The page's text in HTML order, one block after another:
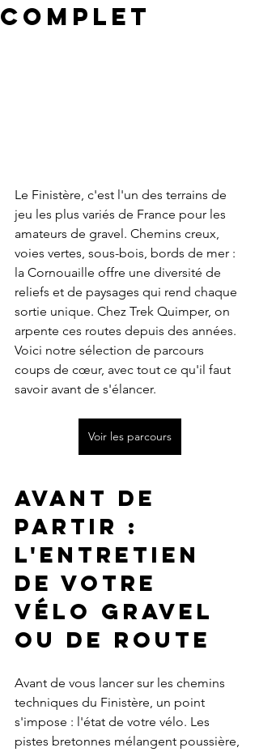
complet
Le Finistère, c'est l'un des terrains de
jeu les plus variés de France pour les
amateurs de gravel. Chemins creux,
voies vertes, sous-bois, bords de mer :
la Cornouaille offre une diversité de
reliefs et de paysages qui rend chaque
sortie unique. Chez Trek Quimper, on
arpente ces routes depuis des années.
Voici notre sélection de parcours
coups de cœur, avec tout ce qu'il faut
savoir avant de s'élancer.
Voir les parcours
Avant de
partir :
l'entretien
de votre
vélo gravel
ou de route
Avant de vous lancer sur les chemins
techniques du Finistère, un point
s'impose : l'état de votre vélo. Les
pistes bretonnes mélangent poussière,